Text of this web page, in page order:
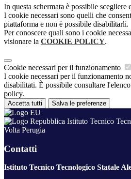
In questa schermata è possibile scegliere
I cookie necessari sono quelli che
piattaforma e non è possibile disabilitarli.
Per conoscere quali sono i cookie
visionare la COOKIE POLICY.
Cookie necessari per il funzionamento
I cookie necessari per il funzionamento
disabilitati. È possibile consultare
policy.
Accetta tutti Salva le preferenze
Istituto Tecnico
Volta Perugia
Contatti
Istituto Tecnico Tecnologico Statale